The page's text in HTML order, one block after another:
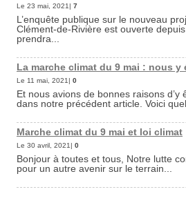
Le 23 mai, 2021| 7
L’enquête publique sur le nouveau
Clément-de-Rivière est ouverte
prendra...
La marche climat du 9 mai : nous y
Le 11 mai, 2021| 0
Et nous avions de bonnes raisons d’y
dans notre précédent article. Voici
Marche climat du 9 mai et loi climat
Le 30 avril, 2021| 0
Bonjour à toutes et tous, Notre lutte
pour un autre avenir sur le terrain...